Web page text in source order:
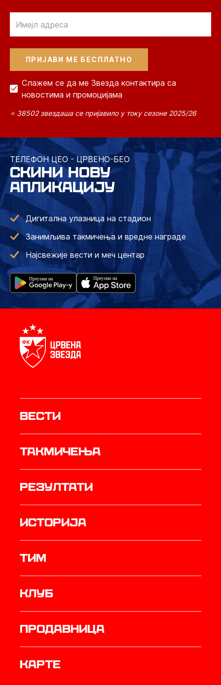
Слажем се да ме Звезда контактира са
новостима и промоцијама
⭐ 38502 звездаша се пријавило у току сезоне 2025/26
ТЕЛЕФОН ЦЕО - ЦРВЕНО-БЕО
СКИНИ НОВУ
АПЛИКАЦИЈУ
Дигитална улазница на стадион
Занимљива такмичења и вредне награде
Најсвежије вести и меч центар
Вести
Такмичења
резултати
историја
ТИМ
Клуб
продавница
Карте